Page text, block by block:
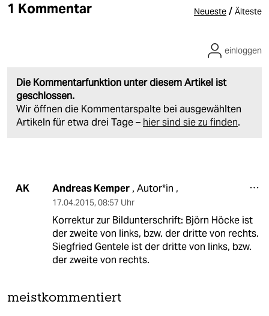
1 Kommentar Neueste / Älteste
Die Kommentarfunktion unter diesem Artikel ist
geschlossen.
Wir öffnen die Kommentarspalte bei ausgewählten
Artikeln für etwa drei Tage – hier sind sie zu finden.
einloggen
AK Andreas Kemper, Autor*in ,
17.04.2015, 08:57 Uhr
Korrektur zur Bildunterschrift: Björn Höcke ist
der zweite von links, bzw. der dritte von rechts.
Siegfried Gentele ist der dritte von links, bzw.
der zweite von rechts.
meistkommentiert